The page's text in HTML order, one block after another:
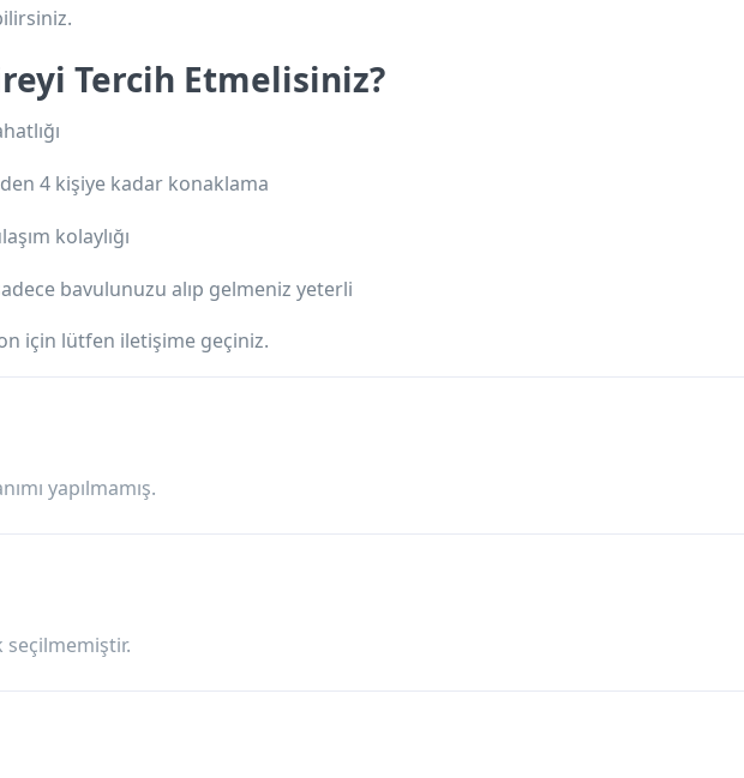
Tercih Etmelisiniz?
4 kişiye kadar konaklama
kolaylığı
bavulunuzu alıp gelmeniz yeterli
için lütfen iletişime geçiniz.
yapılmamış.
seçilmemiştir.